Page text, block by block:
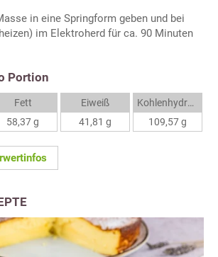
in eine Springform geben und bei
im Elektroherd für ca. 90 Minuten
Portion
Fett
58,37 g
Eiweiß
41,81 g
Kohlenhydrate
109,57 g